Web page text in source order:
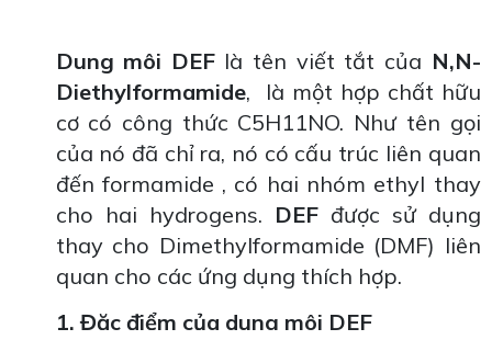
Dung môi DEFlà tên viết tắt của N,N-
Diethylformamide, là một hợp chất hữu
cơ có công thức C5H11NO. Như tên gọi
của nó đã chỉ ra, nó có cấu trúc liên quan
đến formamide , có hai nhóm ethyl thay
cho hai hydrogens. DEF được sử dụng
thay cho Dimethylformamide (DMF) liên
quan cho các ứng dụng thích hợp.
1. Đặc điểm của dung môi DEF